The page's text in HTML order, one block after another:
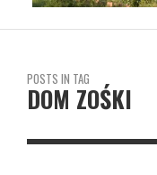
POSTS IN TAG
DOM ZOŚKI